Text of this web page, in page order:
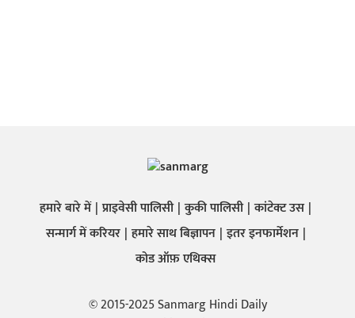
हमारे बारे में प्राइवेसी पालिसी कुकी पालिसी कांटेक्ट उस
सन्मार्ग में करियर हमारे साथ बिज्ञापन इतर इनफार्मेशन
कोड ऑफ़ एथिक्स
© 2015-2025 Sanmarg Hindi Daily